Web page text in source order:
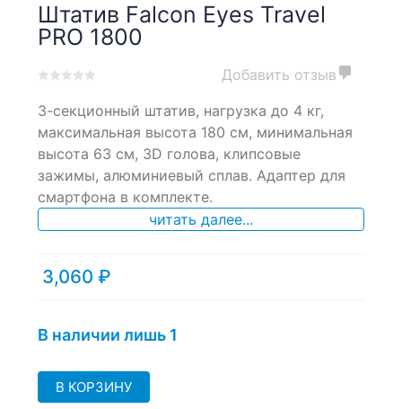
Штатив Falcon Eyes Travel
PRO 1800
out
on
customer
ratings
Добавить отзыв
3-секционный штатив, нагрузка до 4 кг,
максимальная высота 180 см, минимальная
высота 63 см, 3D голова, клипсовые
зажимы, алюминиевый сплав. Адаптер для
смартфона в комплекте.
читать далее...
3,060 ₽
В наличии лишь 1
В КОРЗИНУ